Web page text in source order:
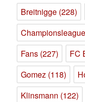
Breitnigge (228)
Championsleague
Fans (227) FC
Gomez (118)
Klinsmann (122)